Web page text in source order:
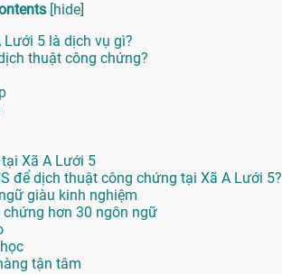
[hide]
5 là dịch vụ gì?
thuật công chứng?
Xã A Lưới 5
để dịch thuật công chứng tại Xã A Lưới 5?
giàu kinh nghiệm
hơn 30 ngôn ngữ
tận tâm